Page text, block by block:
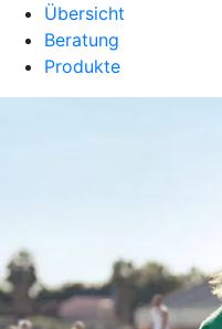
Übersicht
Beratung
Produkte